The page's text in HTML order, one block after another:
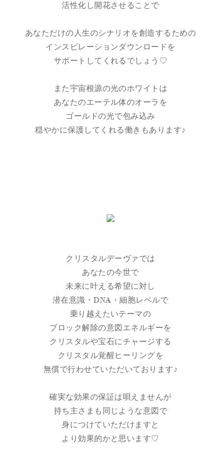
活性化し開花させることで
あなただけの人生のシナリオを創造するための
インスピレーションダウンロードを
サポートしてくれるでしょう♡
また宇宙根源の光のホワイトは
あなたのエーテル体のオーラを
ゴールドの光で包み込み
穏やかに保護してくれる働きもあります♪
クリスタルデーヴァでは
あなたの今世で
未来に叶える希望に対し
潜在意識・DNA・細胞レベルで
乗り越えたいテーマの
ブロック解除の意図エネルギーを
クリスタルや宝石にチャージする
クリスタル覚醒ヒーリングを
無償で行わせていただいております♪
確実な効果の保証は唄えませんが
持ち主さまも同じような意図で
身につけていただけますと
より効果的かと思います♡